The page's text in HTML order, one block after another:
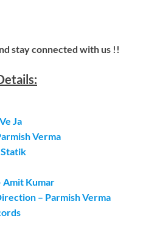
stay connected with us !!
Ja
Verma
Statik
Amit Kumar
– Parmish Verma